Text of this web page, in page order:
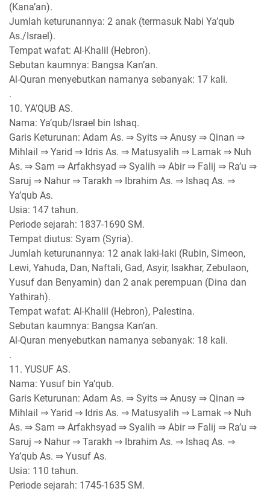
(Kana’an).
Jumlah keturunannya: 2 anak (termasuk Nabi Ya’qub
As./Israel).
Tempat wafat: Al-Khalil (Hebron).
Sebutan kaumnya: Bangsa Kan’an.
Al-Quran menyebutkan namanya sebanyak: 17 kali.
.
10. YA’QUB AS.
Nama: Ya’qub/Israel bin Ishaq.
Garis Keturunan: Adam As. ⇒ Syits ⇒ Anusy ⇒ Qinan ⇒
Mihlail ⇒ Yarid ⇒ Idris As. ⇒ Matusyalih ⇒ Lamak ⇒ Nuh
As. ⇒ Sam ⇒ Arfakhsyad ⇒ Syalih ⇒ Abir ⇒ Falij ⇒ Ra’u ⇒
Saruj ⇒ Nahur ⇒ Tarakh ⇒ Ibrahim As. ⇒ Ishaq As. ⇒
Ya’qub As.
Usia: 147 tahun.
Periode sejarah: 1837-1690 SM.
Tempat diutus: Syam (Syria).
Jumlah keturunannya: 12 anak laki-laki (Rubin, Simeon,
Lewi, Yahuda, Dan, Naftali, Gad, Asyir, Isakhar, Zebulaon,
Yusuf dan Benyamin) dan 2 anak perempuan (Dina dan
Yathirah).
Tempat wafat: Al-Khalil (Hebron), Palestina.
Sebutan kaumnya: Bangsa Kan’an.
Al-Quran menyebutkan namanya sebanyak: 18 kali.
.
11. YUSUF AS.
Nama: Yusuf bin Ya’qub.
Garis Keturunan: Adam As. ⇒ Syits ⇒ Anusy ⇒ Qinan ⇒
Mihlail ⇒ Yarid ⇒ Idris As. ⇒ Matusyalih ⇒ Lamak ⇒ Nuh
As. ⇒ Sam ⇒ Arfakhsyad ⇒ Syalih ⇒ Abir ⇒ Falij ⇒ Ra’u ⇒
Saruj ⇒ Nahur ⇒ Tarakh ⇒ Ibrahim As. ⇒ Ishaq As. ⇒
Ya’qub As. ⇒ Yusuf As.
Usia: 110 tahun.
Periode sejarah: 1745-1635 SM.